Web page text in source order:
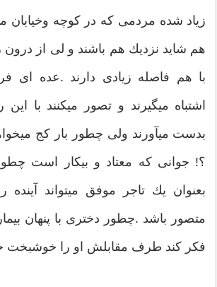
زیاد شده مردمی كه در كوچه وخیابان
هم شاید نزدیك هم باشند و لی از
با هم فاصله زیادی دارند .عده ای
اشتباه میگیرند و تصور میكنند با
بدست میآورند ولی چطور بار كج
؟! جوانی كه معتاد و بیكار است
بعنوان یك تاجر موفق میتواند
متصور باشد .چطور دختری با پنهان
فكر كند طرف مقابلش او را خوشبخت